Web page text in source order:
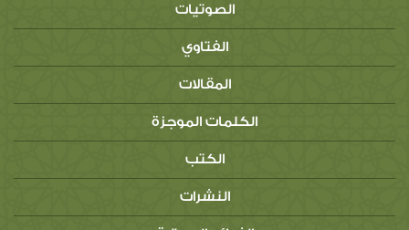
الصوتيات
الفتاوي
المقالات
الكلمات الموجزة
الكتب
النشرات